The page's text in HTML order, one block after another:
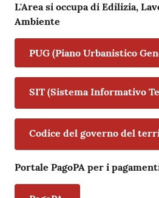
L'Area si occupa di Edilizia,
Ambiente
PUG (Piano Urbanistico
SIT (Sistema Informativo
Codice del governo del
Portale PagoPA per i